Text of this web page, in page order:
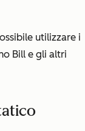
utilizzare i
Bill e gli altri